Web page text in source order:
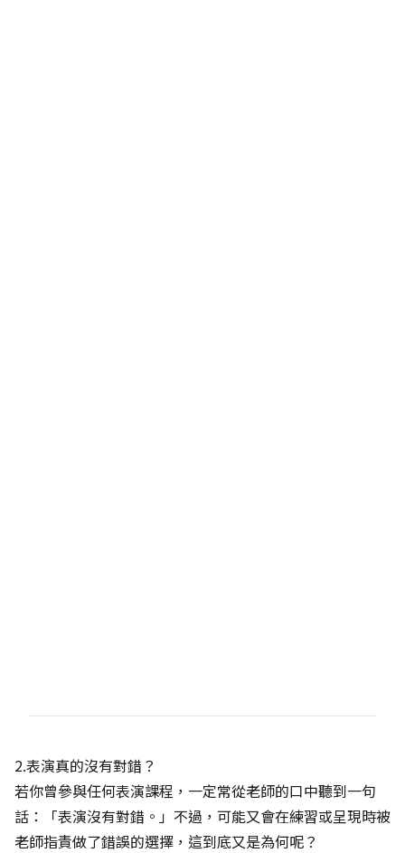
2.表演真的沒有對錯？
若你曾參與任何表演課程，一定常從老師的口中聽到一句
話：「表演沒有對錯。」不過，可能又會在練習或呈現時被
老師指責做了錯誤的選擇，這到底又是為何呢？